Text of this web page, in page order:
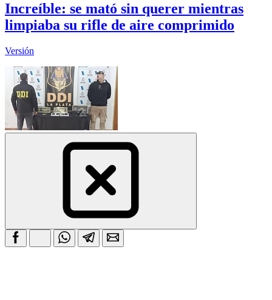
Increíble: se mató sin querer mientras
limpiaba su rifle de aire comprimido
Versión